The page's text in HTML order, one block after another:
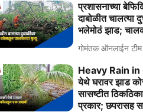
प्रशासनाच्या
दाबोळीत
भलेमोठं झाड;
गोमंतक ऑनलाईन टीम
Heavy Rain in
येथे घरावर झाड
सासष्टीत
प्रकार; छपरासह